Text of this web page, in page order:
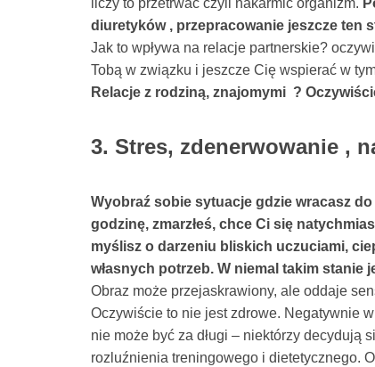
diuretyków , przepracowanie jeszcze ten
Jak to wpływa na relacje partnerskie?
Tobą w związku i jeszcze Cię wspierać w
Relacje z rodziną, znajomymi ?
3. Stres, zdenerwowanie ,
Wyobraź sobie sytuacje gdzie wracasz
godzinę, zmarzłeś, chce Ci się
myślisz o darzeniu bliskich uczuciami,
własnych potrzeb. W niemal takim stanie
Obraz może przejaskrawiony, ale oddaje
Oczywiście to nie jest zdrowe. Negatywnie
nie może być za długi – niektórzy decydują
rozluźnienia treningowego i dietetycznego.